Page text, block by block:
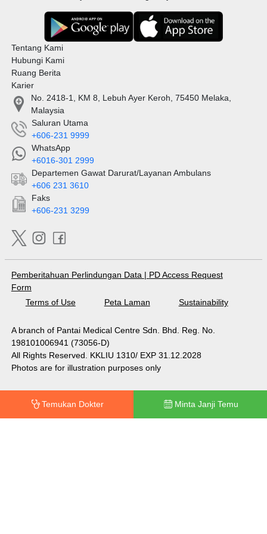
Tentang Kami
Hubungi Kami
Ruang Berita
Karier
No. 2418-1, KM 8, Lebuh Ayer Keroh, 75450 Melaka,
Malaysia
Saluran Utama
+606-231 9999
WhatsApp
+6016-301 2999
Departemen Gawat Darurat/Layanan Ambulans
+606 231 3610
Faks
+606-231 3299
Pemberitahuan Perlindungan Data | PD Access Request
Form
Terms of Use
Peta Laman Sustainability
A branch of Pantai Medical Centre Sdn. Bhd. Reg. No.
198101006941 (73056-D)
All Rights Reserved. KKLIU 1310/ EXP 31.12.2028
Photos are for illustration purposes only
Temukan Dokter Minta Janji Temu